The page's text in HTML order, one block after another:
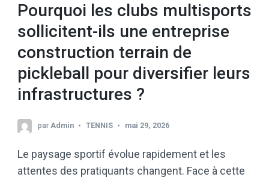
Pourquoi les clubs multisports
sollicitent-ils une entreprise
construction terrain de
pickleball pour diversifier leurs
infrastructures ?
par Admin TENNIS mai 29, 2026
Le paysage sportif évolue rapidement et les
attentes des pratiquants changent. Face à cette